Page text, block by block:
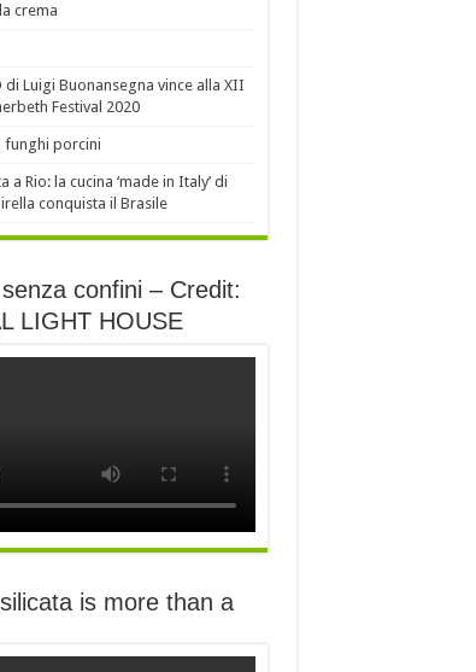
crema
di Luigi Buonansegna vince alla XII
Festival 2020
funghi porcini
a Rio: la cucina ‘made in Italy’ di
conquista il Brasile
confini – Credit:
LIGHT HOUSE
is more than a